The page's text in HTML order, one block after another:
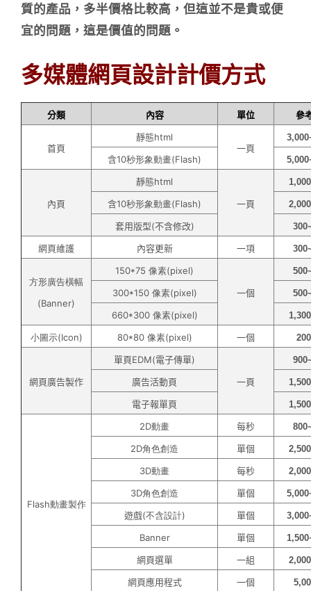
質的產品，多半價格比較高，但這並不是貴或便
宜的問題，這是價值的問題。
多媒體網頁設計計價方式
分類 內容 單位 參
首頁
靜態html
一頁
含10秒形象動畫(Flash)
內頁
靜態html
一頁
含10秒形象動畫(Flash)
套用版型(不含修改)
網頁維護 內容更新 一項
方形廣告橫幅
(Banner)
150*75 像素(pixel)
一個
300*150 像素(pixel)
660*300 像素(pixel)
小圖示(Icon) 80*80 像素(pixel) 一個
網頁廣告製作
單頁EDM(電子傳單)
一頁
廣告活動頁
電子報單頁
Flash動畫製作
2D動畫 每秒
2D角色創造 單個
3D動畫 每秒
3D角色創造 單個
遊戲(不含設計) 單個
Banner 單個
網頁選單 一組
網頁應用程式 一個